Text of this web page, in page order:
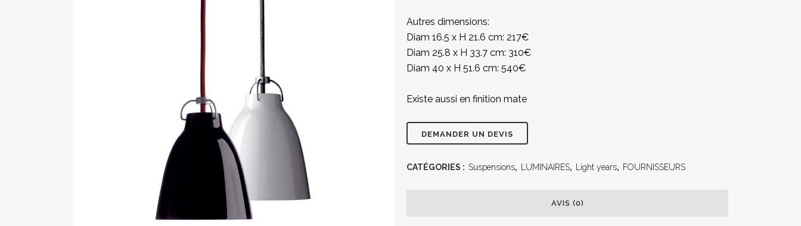
Autres dimensions:
Diam 16.5 x H 21.6 cm: 217€
Diam 25.8 x H 33.7 cm: 310€
Diam 40 x H 51.6 cm: 540€
Existe aussi en finition mate
CATÉGORIES : Suspensions, LUMINAIRES, Light years, FOURNISSEURS
AVIS (0)